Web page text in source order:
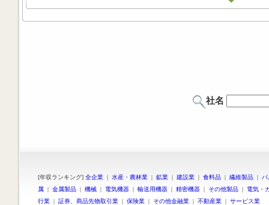
社名
[年収ランキング] 全企業 | 水産・農林業 | 鉱業 | 建設業 | 食料品 | 繊維製品 |
属 | 金属製品 | 機械 | 電気機器 | 輸送用機器 | 精密機器 | その他製品 | 電気・
行業 | 証券、商品先物取引業 | 保険業 | その他金融業 | 不動産業 | サービス業